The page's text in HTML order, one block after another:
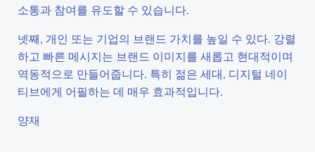
소통과 참여를 유도할 수 있습니다.
넷째, 개인 또는 기업의 브랜드 가치를 높일 수 있다. 강렬
하고 빠른 메시지는 브랜드 이미지를 새롭고 현대적이며
역동적으로 만들어줍니다. 특히 젊은 세대, 디지털 네이
티브에게 어필하는 데 매우 효과적입니다.
양재